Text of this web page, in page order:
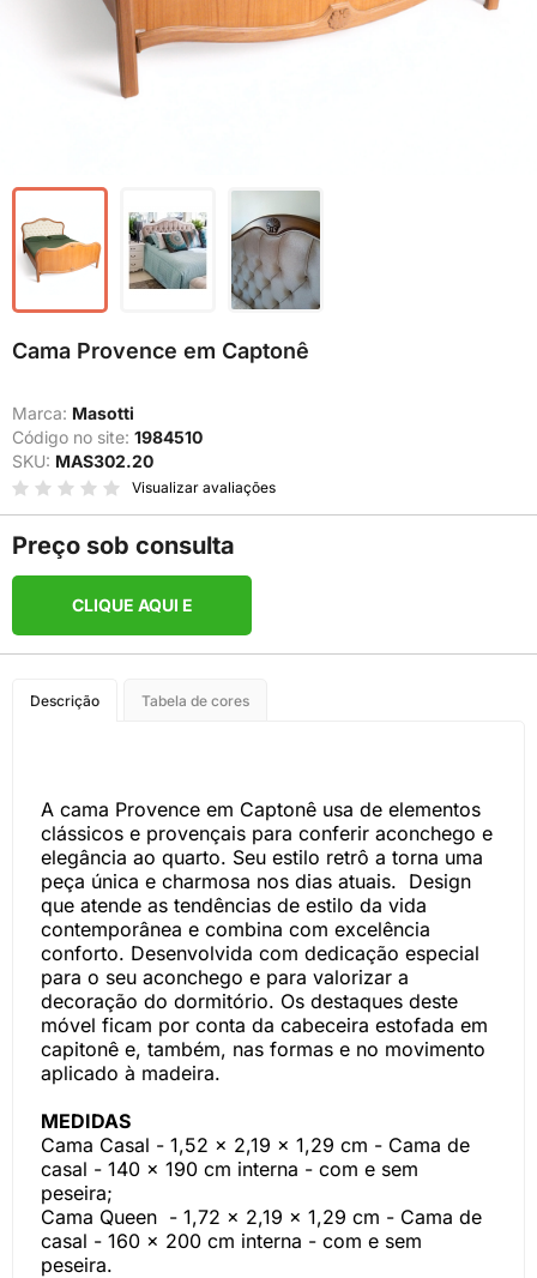
Cama Provence em Captonê
Marca: Masotti
Código no site: 1984510
SKU: MAS302.20
Visualizar avaliações
Preço sob consulta
CLIQUE AQUI E
Descrição Tabela de cores
A cama Provence em Captonê usa de elementos
clássicos e provençais para conferir aconchego e
elegância ao quarto. Seu estilo retrô a torna uma
peça única e charmosa nos dias atuais. Design
que atende as tendências de estilo da vida
contemporânea e combina com excelência
conforto. Desenvolvida com dedicação especial
para o seu aconchego e para valorizar a
decoração do dormitório. Os destaques deste
móvel ficam por conta da cabeceira estofada em
capitonê e, também, nas formas e no movimento
aplicado à madeira.
MEDIDAS
Cama Casal - 1,52 x 2,19 x 1,29 cm - Cama de
casal - 140 x 190 cm interna - com e sem
peseira;
Cama Queen - 1,72 x 2,19 x 1,29 cm - Cama de
casal - 160 x 200 cm interna - com e sem
peseira.